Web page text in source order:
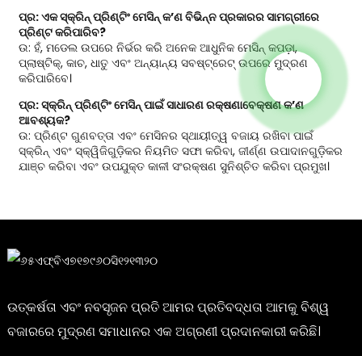
ପ୍ର: ଏକ ସ୍କ୍ରିନ୍ ପ୍ରିଣ୍ଟିଂ ମେସିନ୍ କ’ଣ ବିଭିନ୍ନ ପ୍ରକାରର ସାମଗ୍ରୀରେ
ପ୍ରିଣ୍ଟ କରିପାରିବ?
ଉ: ହଁ, ମଡେଲ ଉପରେ ନିର୍ଭର କରି ଅନେକ ଆଧୁନିକ ମେସିନ୍ କପଡ଼ା,
ପ୍ଲାଷ୍ଟିକ୍, କାଚ, ଧାତୁ ଏବଂ ଅନ୍ୟାନ୍ୟ ସବଷ୍ଟ୍ରେଟ୍ ଉପରେ ମୁଦ୍ରଣ
କରିପାରିବେ।
ପ୍ର: ସ୍କ୍ରିନ୍ ପ୍ରିଣ୍ଟିଂ ମେସିନ୍ ପାଇଁ ସାଧାରଣ ରକ୍ଷଣାବେକ୍ଷଣ କ’ଣ
ଆବଶ୍ୟକ?
ଉ: ପ୍ରିଣ୍ଟ ଗୁଣବତ୍ତା ଏବଂ ମେସିନର ସ୍ଥାୟୀତ୍ୱ ବଜାୟ ରଖିବା ପାଇଁ
ସ୍କ୍ରିନ୍ ଏବଂ ସ୍କ୍ୱିଜିଗୁଡ଼ିକର ନିୟମିତ ସଫା କରିବା, ଜୀର୍ଣ୍ଣ ଉପାଦାନଗୁଡ଼ିକର
ଯାଞ୍ଚ କରିବା ଏବଂ ଉପଯୁକ୍ତ କାଳୀ ସଂରକ୍ଷଣ ସୁନିଶ୍ଚିତ କରିବା ପ୍ରମୁଖ।
ଉତ୍କର୍ଷତା ଏବଂ ନବସୃଜନ ପ୍ରତି ଆମର ପ୍ରତିବଦ୍ଧତା ଆମକୁ ବିଶ୍ୱ
ବଜାରରେ ମୁଦ୍ରଣ ସମାଧାନର ଏକ ଅଗ୍ରଣୀ ପ୍ରଦାନକାରୀ କରିଛି।